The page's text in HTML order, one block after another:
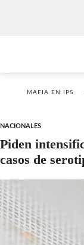
MAFIA EN IPS
NACIONALES
Piden
casos de